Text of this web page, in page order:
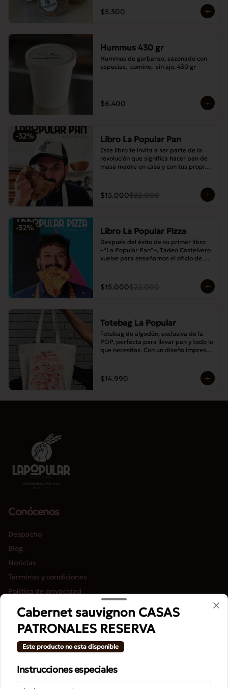
$5.500
Hummus 430 gr
Hummus de garbanzo, sazonado con
especias,  comino,  sin ajo. 430 gr
$6.400
-32% Libro La Popular Pan
Este libro te invita a ser parte de la
revolución que significa hacer pan de
masa madre en casa y con tus propias
$15.000$22.000
-32% Libro La Popular Pizza
Después del éxito de su primer libro
–“La Popular Pan”–, Tadeo Castelvero
vuelve para enseñarnos el oficio de
familia.
$15.000$22.000
Totebag La Popular
Totebag de algodón, exclusiva de la
POP, perfecta para llevar pan y todo lo
que necesitas. Con un diseño impreso
$14.990
Conócenos
Despacho
Blog
Noticias
Términos y condiciones
Política de privacidad
Redes sociales
Instagram
Facebook
Mi cuenta
Cabernet sauvignon CASAS
PATRONALES RESERVA
Este producto no esta disponible
Instrucciones especiales